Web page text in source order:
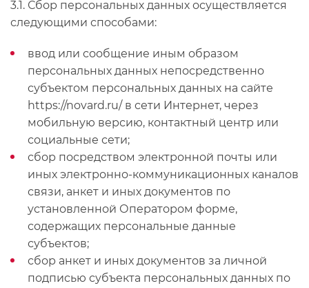
3.1. Сбор персональных данных осуществляется
следующими способами:
ввод или сообщение иным образом
персональных данных непосредственно
субъектом персональных данных на сайте
https://novard.ru/ в сети Интернет, через
мобильную версию, контактный центр или
социальные сети;
сбор посредством электронной почты или
иных электронно-коммуникационных каналов
связи, анкет и иных документов по
установленной Оператором форме,
содержащих персональные данные
субъектов;
сбор анкет и иных документов за личной
подписью субъекта персональных данных по